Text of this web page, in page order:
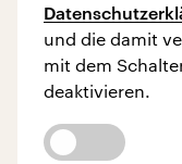
und die damit
mit dem
deaktivieren.